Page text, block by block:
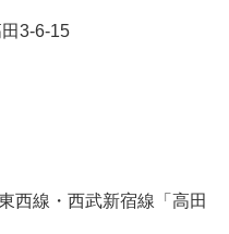
3-6-15
西線・西武新宿線「高田